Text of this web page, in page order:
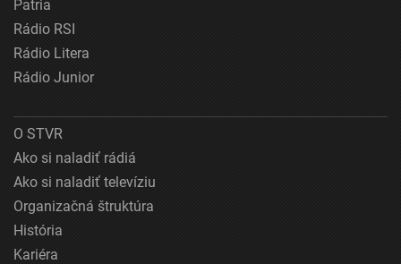
Patria
Rádio RSI
Rádio Litera
Rádio Junior
O STVR
Ako si naladiť rádiá
Ako si naladiť televíziu
Organizačná štruktúra
História
Kariéra